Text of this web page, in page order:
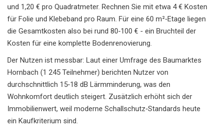
und 1,20 € pro Quadratmeter. Rechnen Sie mit etwa 4 € Kosten
für Folie und Klebeband pro Raum. Für eine 60 m²‑Etage liegen
die Gesamtkosten also bei rund 80‑100 € - ein Bruchteil der
Kosten für eine komplette Bodenrenovierung.
Der Nutzen ist messbar: Laut einer Umfrage des Baumarktes
Hornbach (1 245 Teilnehmer) berichten Nutzer von
durchschnittlich 15‑18 dB Lärmminderung, was den
Wohnkomfort deutlich steigert. Zusätzlich erhöht sich der
Immobilienwert, weil moderne Schallschutz‑Standards heute
ein Kaufkriterium sind.